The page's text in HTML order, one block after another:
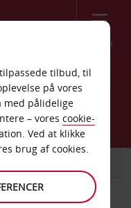
Menu
tilbud, til
på vores
med pålidelige
– vores cookie-
Ved at klikke
brug af cookies.